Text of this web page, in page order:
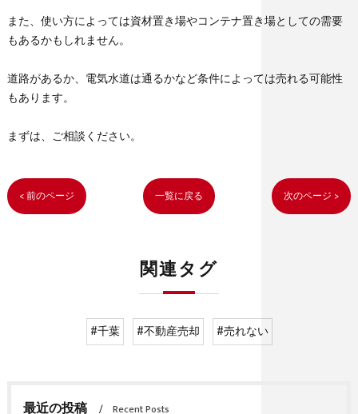
また、使い方によっては資材置き場やコンテナ置き場としての需要
もあるかもしれません。
道路があるか、電気水道は通るかなど条件によっては売れる可能性
もあります。
まずは、ご相談ください。
< 前のページ 一覧に戻る 次のページ >
関連タグ
#千葉 #不動産売却 #売れない
最近の投稿 Recent Posts